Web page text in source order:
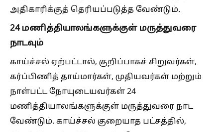
அதிகாரிக்குத் தெரியப்படுத்த வேண்டும்.
24 மணித்தியாலங்களுக்குள் மருத்துவரை
நாடவும்
காய்ச்சல் ஏற்பட்டால், குறிப்பாகச் சிறுவர்கள்,
கர்ப்பிணித் தாய்மார்கள், முதியவர்கள் மற்றும்
நாள்பட்ட நோயுடையவர்கள் 24
மணித்தியாலங்களுக்குள் மருத்துவரை நாட
வேண்டும். காய்ச்சல் குறையாத பட்சத்தில்,